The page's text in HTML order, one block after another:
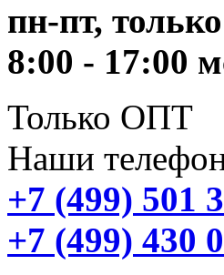
пн-пт,
8:00 - 17:00
Только ОПТ
Наши
+7 (499) 501
+7 (499) 430